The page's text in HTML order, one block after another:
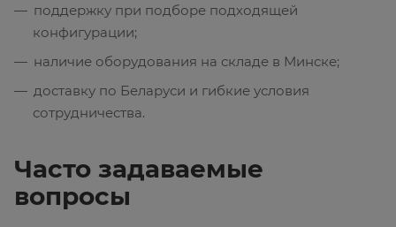
поддержку при подборе подходящей
конфигурации;
наличие оборудования на складе в Минске;
доставку по Беларуси и гибкие условия
сотрудничества.
Часто задаваемые
вопросы